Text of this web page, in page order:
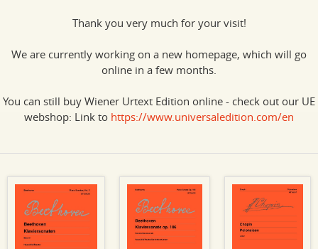
Thank you very much for your visit!
We are currently working on a new homepage, which will go
online in a few months.
You can still buy Wiener Urtext Edition online - check out our UE
webshop: Link to https://www.universaledition.com/en